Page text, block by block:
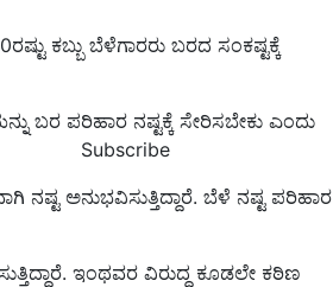
Subscribe
ಕಬ್ಬು ಬೆಳೆಗಾರರು ಬರದ ಸಂಕಷ್ಟಕ್ಕೆ
ಬರ ಪರಿಹಾರ ನಷ್ಟಕ್ಕೆ ಸೇರಿಸಬೇಕು ಎಂದು
ನಷ್ಟ ಅನುಭವಿಸುತ್ತಿದ್ದಾರೆ. ಬೆಳೆ ನಷ್ಟ ಪರಿಹಾರ
ಇಂಥವರ ವಿರುದ್ದ ಕೂಡಲೇ ಕಠಿಣ